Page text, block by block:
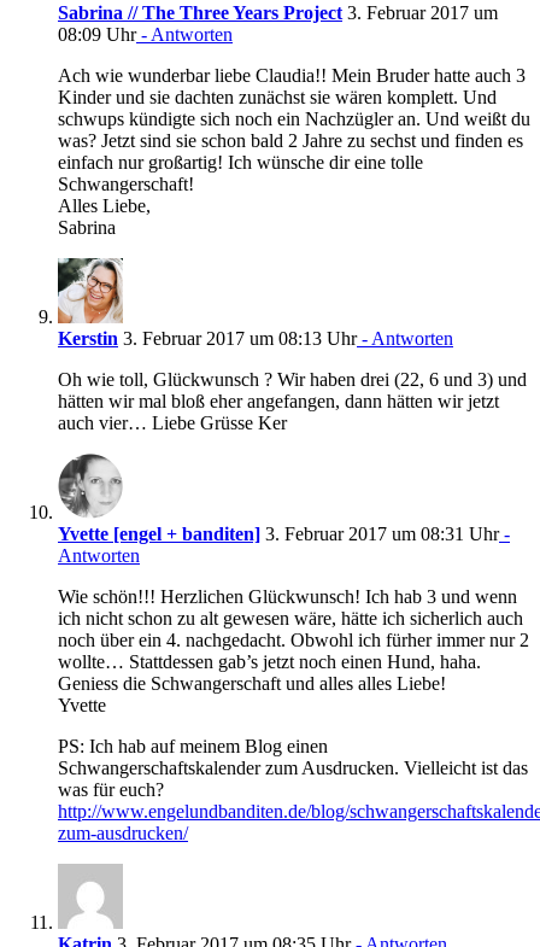
Sabrina // The Three Years Project 3. Februar 2017 um
08:09 Uhr- Antworten
Ach wie wunderbar liebe Claudia!! Mein Bruder hatte auch 3
Kinder und sie dachten zunächst sie wären komplett. Und
schwups kündigte sich noch ein Nachzügler an. Und weißt du
was? Jetzt sind sie schon bald 2 Jahre zu sechst und finden es
einfach nur großartig! Ich wünsche dir eine tolle
Schwangerschaft!
Alles Liebe,
Sabrina
Kerstin 3. Februar 2017 um 08:13 Uhr- Antworten
Oh wie toll, Glückwunsch ? Wir haben drei (22, 6 und 3) und
hätten wir mal bloß eher angefangen, dann hätten wir jetzt
auch vier… Liebe Grüsse Ker
Yvette [engel + banditen] 3. Februar 2017 um 08:31 Uhr-
Antworten
Wie schön!!! Herzlichen Glückwunsch! Ich hab 3 und wenn
ich nicht schon zu alt gewesen wäre, hätte ich sicherlich auch
noch über ein 4. nachgedacht. Obwohl ich fürher immer nur 2
wollte… Stattdessen gab’s jetzt noch einen Hund, haha.
Geniess die Schwangerschaft und alles alles Liebe!
Yvette
PS: Ich hab auf meinem Blog einen
Schwangerschaftskalender zum Ausdrucken. Vielleicht ist das
was für euch?
http://www.engelundbanditen.de/blog/
zum-ausdrucken/